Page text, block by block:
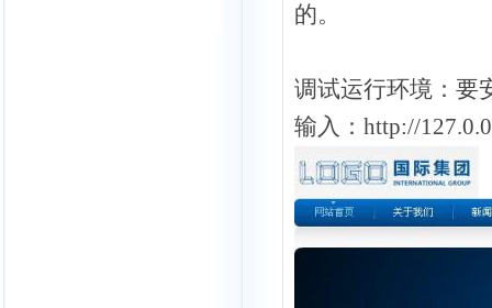
的。
调试运行环境：要
输入：http://